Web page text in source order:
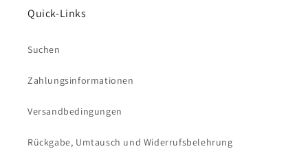
Quick-Links
Suchen
Zahlungsinformationen
Versandbedingungen
Rückgabe, Umtausch und Widerrufsbelehrung